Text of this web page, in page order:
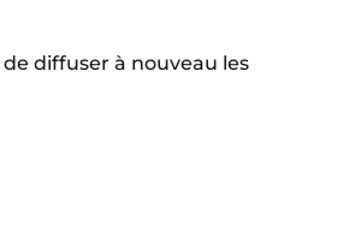
de diffuser à nouveau les